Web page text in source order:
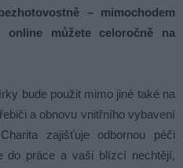
– mimochodem
online můžete celoročně na
bude použit mimo jiné také na
a obnovu vnitřního vybavení
zajišťuje odbornou péči
do práce a vaši blízcí nechtějí,